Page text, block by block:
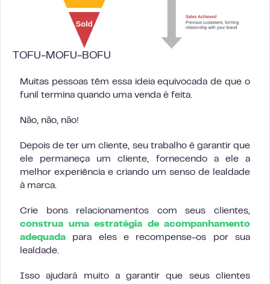
TOFU-MOFU-BOFU
Muitas pessoas têm essa ideia equivocada de que o
funil termina quando uma venda é feita.
Não, não, não!
Depois de ter um cliente, seu trabalho é garantir que
ele permaneça um cliente, fornecendo a ele a
melhor experiência e criando um senso de lealdade
à marca.
Crie bons relacionamentos com seus clientes,
construa uma estratégia de acompanhamento
adequada para eles e recompense-os por sua
lealdade.
Isso ajudará muito a garantir que seus clientes